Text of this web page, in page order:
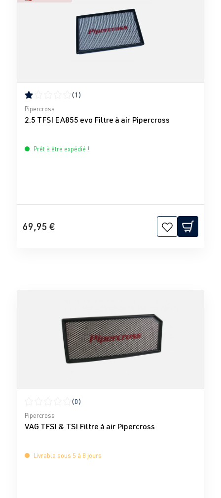
Note moyenne de 1 sur 5 étoiles
(1)
Pipercross
2.5 TFSI EA855 evo Filtre à air Pipercross
Prêt à être expédié !
69,95 €
Note moyenne de 0 sur 5 étoiles
(0)
Pipercross
VAG TFSI & TSI Filtre à air Pipercross
Livrable sous 5 à 8 jours